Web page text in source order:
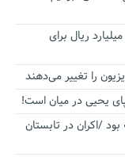
آستانه الزام به دریافت صورت های مالی به ۱۰۰ میلیارد ریال برای
را تغییر می‌دهند
یحیی در میان است!
/اکران در تابستان